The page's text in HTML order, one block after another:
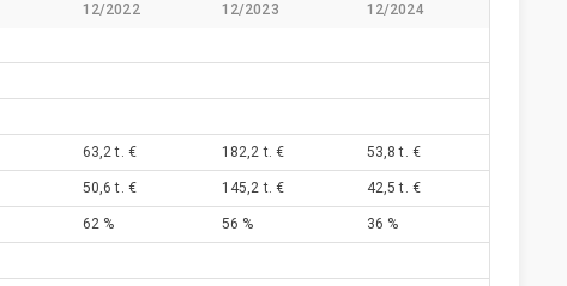
12/2022 12/2023 12/2024
63,2 t. € 182,2 t. € 53,8 t. €
50,6 t. € 145,2 t. € 42,5 t. €
62 % 56 % 36 %